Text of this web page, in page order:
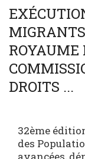
SOCIÉTÉ
ROYAUME
DROITS ...
32ème
des